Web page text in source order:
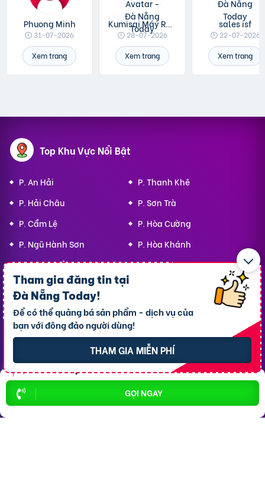
GỌI NGAY
Tham gia đăng tin tại
Đà Nẵng Today!
Để có thể quảng bá sản phẩm - dịch vụ của
bạn với đông đảo người dùng!
THAM GIA MIỄN PHÍ
Phuong Minh
31-07-2026
Xem trang
Kumisai Máy Rửa Xe
28-07-2026
Xem trang
sales isf
22-07-2026
Xem trang
Top Khu Vực Nổi Bật
P. An Hải
P. Thanh Khê
P. Hải Châu
P. Sơn Trà
P. Cẩm Lệ
P. Hòa Cường
P. Ngũ Hành Sơn
P. Hòa Khánh
P. Liên Chiểu
P. An Khê
Top 10 Khu Vực Bất động sản
Bất động sản P. An Hải
Bất động sản P. Hải Châu
Bất động sản P. Hòa Cường
Bất động sản P. Thanh Khê